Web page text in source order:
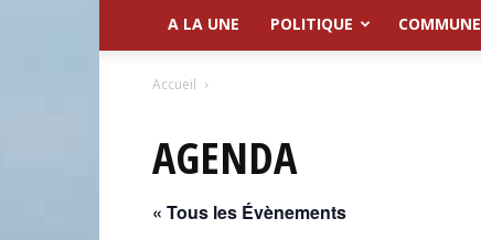
A LA UNE POLITIQUE COMMUNE
Accueil
AGENDA
« Tous les Évènements